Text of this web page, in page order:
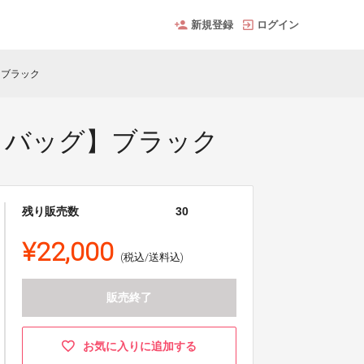
新規登録 ログイン
ラック
ッグ】ブラック
残り販売数 30
¥22,000 (税込/送料込)
販売終了
お気に入りに追加する